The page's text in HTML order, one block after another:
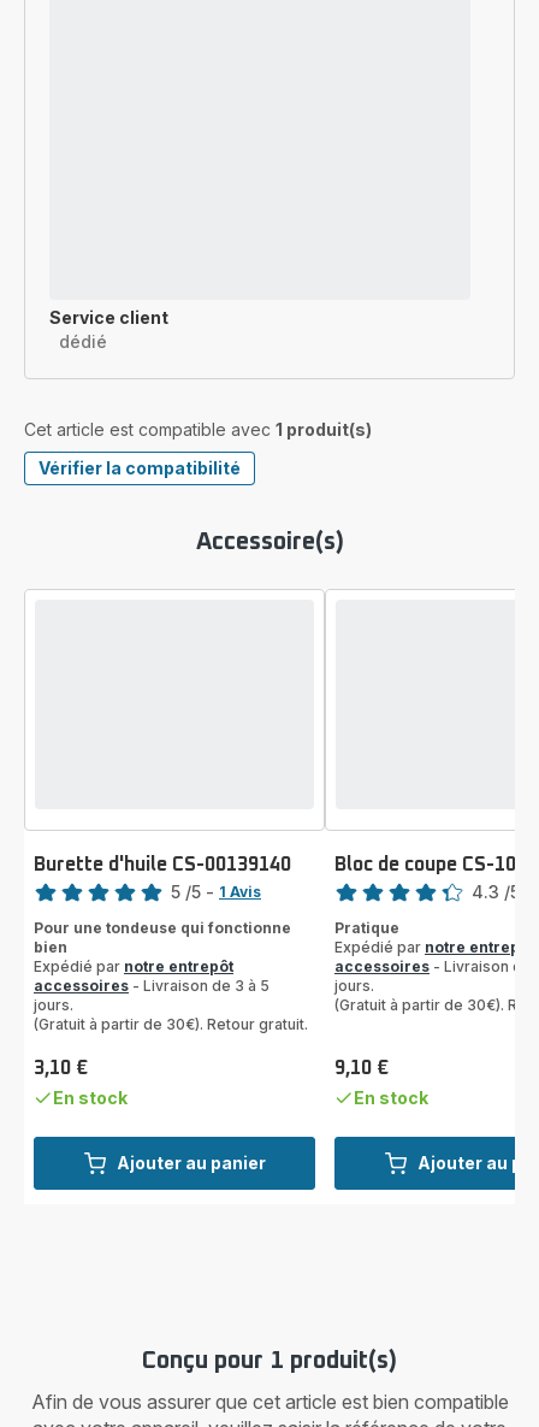
Service client
dédié
Cet article est compatible avec 1 produit(s)
Vérifier la compatibilité
Accessoire(s)
Ajouter au panier
Burette d'huile CS-00139140
Note
5
étoiles
(moyenne)
5 /5 - 1 Avis
Pour une tondeuse qui fonctionne
bien
Expédié par notre entrepôt
accessoires - Livraison de 3 à 5
jours.
(Gratuit à partir de 30€). Retour gratuit.
Prix
3,10 €
En stock
Ajouter au
Bloc de coupe CS-
Note
4.3 /5
Pratique
Expédié par notre entrepôt
accessoires - Livraison de
jours.
(Gratuit à partir de 30€).
Prix
9,10 €
En stock
Conçu pour 1 produit(s)
Afin de vous assurer que cet article est bien compatible